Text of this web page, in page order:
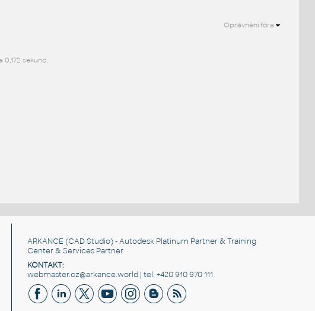
Oprávnění fóra
0,172 sekund.
ARKANCE (CAD Studio) - Autodesk Platinum Partner & Training
Center & Services Partner
KONTAKT:
webmaster.cz@arkance.world | tel. +420 910 970 111